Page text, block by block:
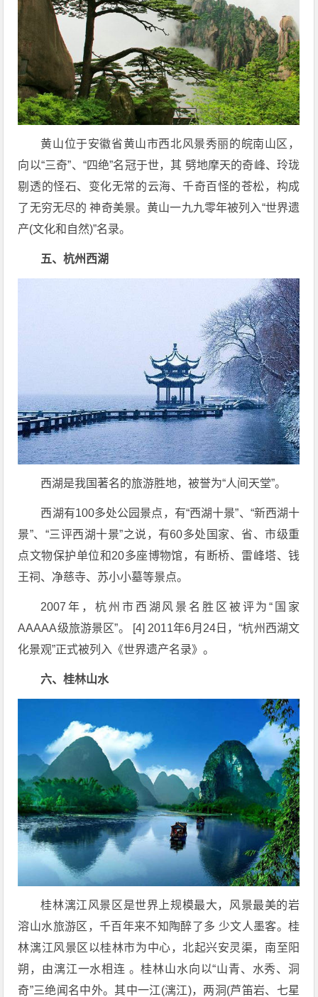
黄山位于安徽省黄山市西北风景秀丽的皖南山区，
向以“三奇”、“四绝”名冠于世，其 劈地摩天的奇峰、玲珑
剔透的怪石、变化无常的云海、千奇百怪的苍松，构成
了无穷无尽的 神奇美景。黄山一九九零年被列入“世界遗
产(文化和自然)”名录。
五、杭州西湖
西湖是我国著名的旅游胜地，被誉为“人间天堂”。
西湖有100多处公园景点，有“西湖十景”、“新西湖十
景”、“三评西湖十景”之说，有60多处国家、省、市级重
点文物保护单位和20多座博物馆，有断桥、雷峰塔、钱
王祠、净慈寺、苏小小墓等景点。
2007年，杭州市西湖风景名胜区被评为“国家
AAAAA级旅游景区”。 [4] 2011年6月24日，“杭州西湖文
化景观”正式被列入《世界遗产名录》。
六、桂林山水
桂林漓江风景区是世界上规模最大，风景最美的岩
溶山水旅游区，千百年来不知陶醉了多 少文人墨客。桂
林漓江风景区以桂林市为中心，北起兴安灵渠，南至阳
朔，由漓江一水相连 。桂林山水向以“山青、水秀、洞
奇”三绝闻名中外。其中一江(漓江)，两洞(芦笛岩、七星